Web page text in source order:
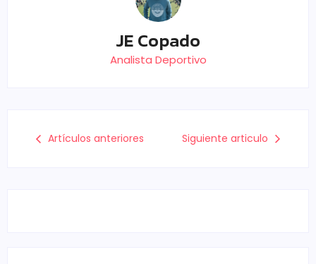
JE Copado
Analista Deportivo
Artículos anteriores Siguiente articulo